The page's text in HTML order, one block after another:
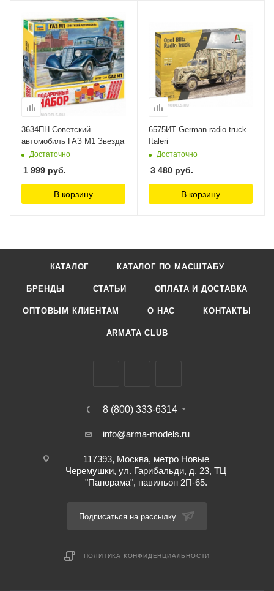
3634ПН Советский
автомобиль ГАЗ М1 Звезда
Достаточно
1 999 руб.
В корзину
6575ИТ German radio truck
Italeri
Достаточно
3 480 руб.
В корзину
КАТАЛОГ КАТАЛОГ ПО МАСШТАБУ
БРЕНДЫ СТАТЬИ ОПЛАТА И ДОСТАВКА
ОПТОВЫМ КЛИЕНТАМ О НАС КОНТАКТЫ
ARMATA CLUB
8 (800) 333-6314
info@arma-models.ru
117393, Москва, метро Новые
Черемушки, ул. Гарибальди, д. 23, ТЦ
"Панорама", павильон 2П-65.
Подписаться на рассылку
ПОЛИТИКА КОНФИДЕНЦИАЛЬНОСТИ